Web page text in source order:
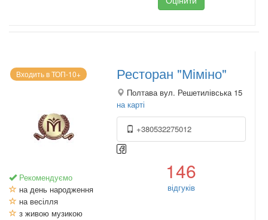
Входить в ТОП-10+
Рекомендуємо
на день народження
на весілля
з живою музикою
Ресторан "Міміно"
Полтава вул. Решетилівська 15
на карті
+380532275012
146
відгуків